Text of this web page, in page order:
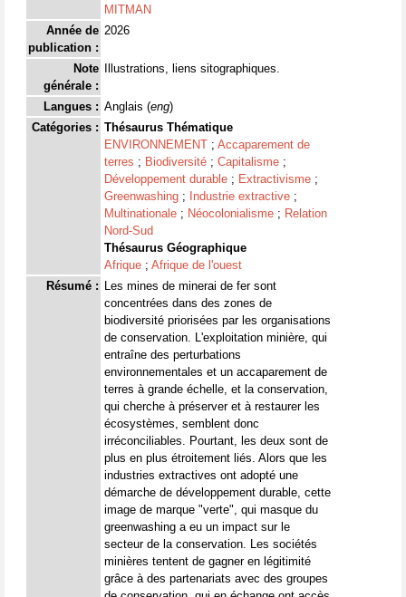
MITMAN
Année de
publication :
2026
Note
générale :
Illustrations, liens sitographiques.
Langues : Anglais (eng)
Catégories : Thésaurus Thématique
ENVIRONNEMENT ; Accaparement de
terres ; Biodiversité ; Capitalisme ;
Développement durable ; Extractivisme ;
Greenwashing ; Industrie extractive ;
Multinationale ; Néocolonialisme ; Relation
Nord-Sud
Thésaurus Géographique
Afrique ; Afrique de l'ouest
Résumé : Les mines de minerai de fer sont
concentrées dans des zones de
biodiversité priorisées par les organisations
de conservation. L'exploitation minière, qui
entraîne des perturbations
environnementales et un accaparement de
terres à grande échelle, et la conservation,
qui cherche à préserver et à restaurer les
écosystèmes, semblent donc
irréconciliables. Pourtant, les deux sont de
plus en plus étroitement liés. Alors que les
industries extractives ont adopté une
démarche de développement durable, cette
image de marque "verte", qui masque du
greenwashing a eu un impact sur le
secteur de la conservation. Les sociétés
minières tentent de gagner en légitimité
grâce à des partenariats avec des groupes